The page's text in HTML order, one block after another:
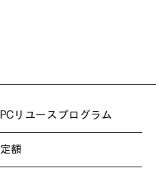
PCリユースプログラム
定額